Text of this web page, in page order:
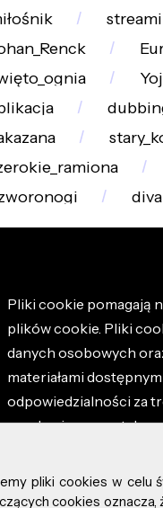
diva
Pliki cookie pomagają
plików cookie. Pliki
danych osobowych
materiałami
odpowiedzialności za
regulaminem portalu
© 2026 altao.pl.
pliki cookies w celu
cookies